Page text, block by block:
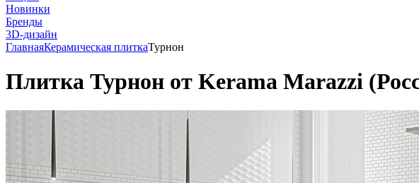
Новинки
Бренды
3D-дизайн
ГлавнаяКерамическая плиткаТурнон
Плитка Турнон от Kerama Marazzi